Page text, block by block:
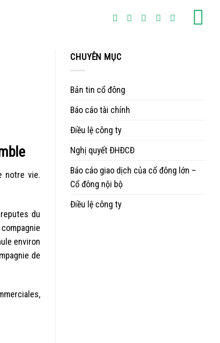
notre vie.
du
environ
de
CHUYÊN MỤC
Bản tin cổ đông
Báo cáo tài chính
Điều lệ công ty
Nghị quyết ĐHĐCĐ
Báo cáo giao dịch của cổ đông lớn –
Cổ đông nội bộ
Điều lệ công ty